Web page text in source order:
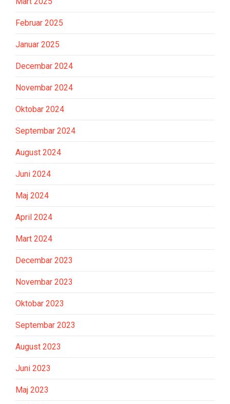
Februar 2025
Januar 2025
Decembar 2024
Novembar 2024
Oktobar 2024
Septembar 2024
August 2024
Juni 2024
Maj 2024
April 2024
Mart 2024
Decembar 2023
Novembar 2023
Oktobar 2023
Septembar 2023
August 2023
Juni 2023
Maj 2023